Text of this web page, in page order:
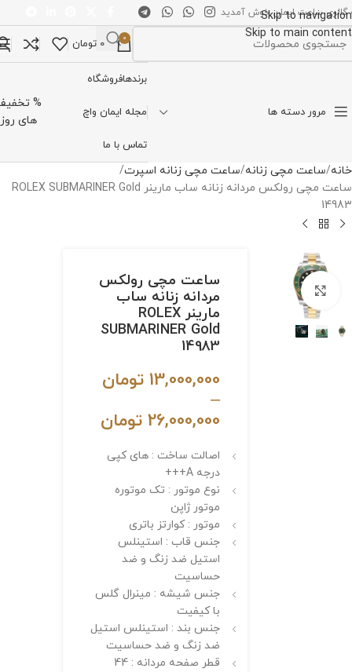
Skip to navigation
Skip to main content
گالری ساعت ایمان خوش آمدید
0
0 تومان
مرور دسته ها
برندهافروشگاه
مجله ایمان واچ
تماس با ما
%
های روز
خانه ساعت مچی زنانه ساعت مچی زنانه اسپرت
ساعت مچی رولکس مردانه زنانه ساب مارینر ROLEX SUBMARINER Gold
14983
برای بزرگنمایی کلیک کنیدساعت مچی رولکس
مردانه زنانه ساب
مارینر ROLEX
SUBMARINER Gold
14983
13,000,000 تومان
–
26,000,000 تومان
اصالت ساخت : های کپی
درجه A+++
نوع موتور : تک موتوره
موتور ژاپن
موتور : کوارتز باتری
جنس قاب : استینلس
استیل ضد زنگ و ضد
حساسیت
جنس شیشه : مینرال گلس
با کیفیت
جنس بند : استینلس استیل
ضد زنگ و ضد حساسیت
قطر صفحه مردانه : 44